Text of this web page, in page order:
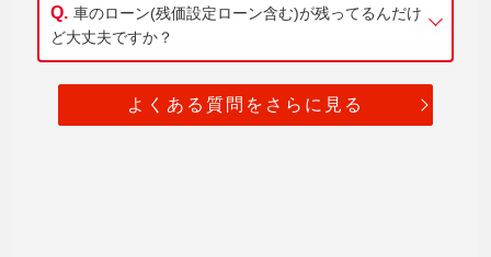
車のローン(残価設定ローン含む)が残ってるんだけ
ど大丈夫ですか？
よくある質問をさらに見る